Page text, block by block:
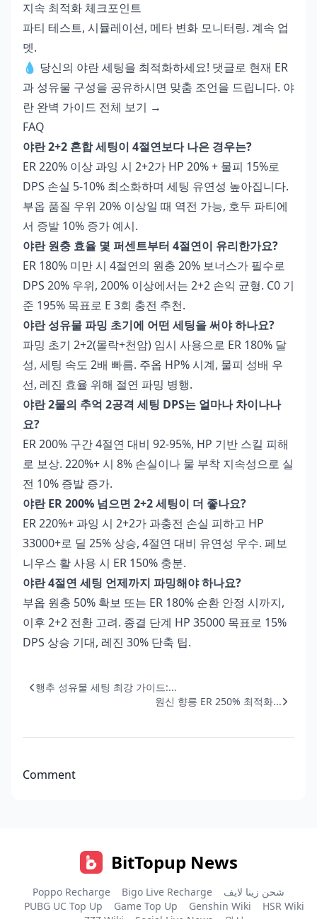
지속 최적화 체크포인트
파티 테스트, 시뮬레이션, 메타 변화 모니터링. 계속 업
뎃.
💧 당신의 야란 세팅을 최적화하세요! 댓글로 현재 ER
과 성유물 구성을 공유하시면 맞춤 조언을 드립니다. 야
란 완벽 가이드 전체 보기 →
FAQ
야란 2+2 혼합 세팅이 4절연보다 나은 경우는?
ER 220% 이상 과잉 시 2+2가 HP 20% + 물피 15%로
DPS 손실 5-10% 최소화하며 세팅 유연성 높아집니다.
부옵 품질 우위 20% 이상일 때 역전 가능, 호두 파티에
서 증발 10% 증가 예시.
야란 원충 효율 몇 퍼센트부터 4절연이 유리한가요?
ER 180% 미만 시 4절연의 원충 20% 보너스가 필수로
DPS 20% 우위, 200% 이상에서는 2+2 손익 균형. C0 기
준 195% 목표로 E 3회 충전 추천.
야란 성유물 파밍 초기에 어떤 세팅을 써야 하나요?
파밍 초기 2+2(몰락+천암) 임시 사용으로 ER 180% 달
성, 세팅 속도 2배 빠름. 주옵 HP% 시계, 물피 성배 우
선, 레진 효율 위해 절연 파밍 병행.
야란 2물의 추억 2공격 세팅 DPS는 얼마나 차이나나
요?
ER 200% 구간 4절연 대비 92-95%, HP 기반 스킬 피해
로 보상. 220%+ 시 8% 손실이나 물 부착 지속성으로 실
전 10% 증발 증가.
야란 ER 200% 넘으면 2+2 세팅이 더 좋나요?
ER 220%+ 과잉 시 2+2가 과충전 손실 피하고 HP
33000+로 딜 25% 상승, 4절연 대비 유연성 우수. 페보
니우스 활 사용 시 ER 150% 충분.
야란 4절연 세팅 언제까지 파밍해야 하나요?
부옵 원충 50% 확보 또는 ER 180% 순환 안정 시까지,
이후 2+2 전환 고려. 종결 단계 HP 35000 목표로 15%
DPS 상승 기대, 레진 30% 단축 팁.
행추 성유물 세팅 최강 가이드:...
원신 향릉 ER 250% 최적화...
Comment
BitTopup News
Poppo Recharge Bigo Live Recharge
شحن زينا لايف
PUBG UC Top Up
Game Top Up Genshin Wiki
HSR Wiki